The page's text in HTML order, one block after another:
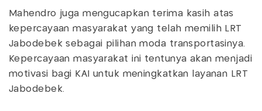
Mahendro juga mengucapkan terima kasih atas
kepercayaan masyarakat yang telah memilih LRT
Jabodebek sebagai pilihan moda transportasinya.
Kepercayaan masyarakat ini tentunya akan menjadi
motivasi bagi KAI untuk meningkatkan layanan LRT
Jabodebek.